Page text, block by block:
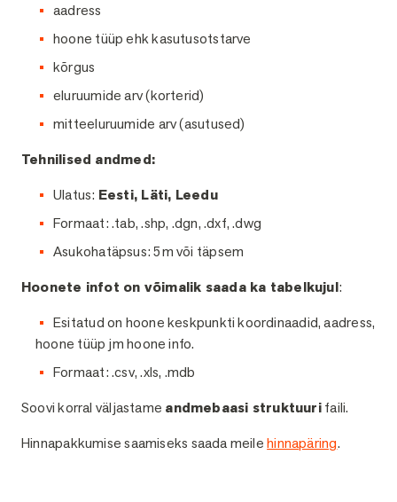
aadress
hoone tüüp ehk kasutusotstarve
kõrgus
eluruumide arv (korterid)
mitteeluruumide arv (asutused)
Tehnilised andmed:
Ulatus: Eesti, Läti, Leedu
Formaat: .tab, .shp, .dgn, .dxf, .dwg
Asukohatäpsus: 5m või täpsem
Hoonete infot on võimalik saada ka tabelkujul:
Esitatud on hoone keskpunkti koordinaadid, aadress,
hoone tüüp jm hoone info.
Formaat: .csv, .xls, .mdb
Soovi korral väljastame andmebaasi struktuurifaili.
Hinnapakkumise saamiseks saada meilehinnapäring.